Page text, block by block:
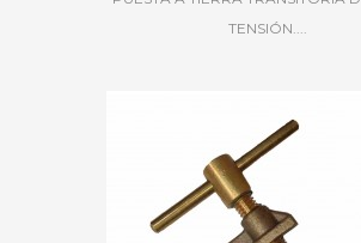
TENSIÓN....